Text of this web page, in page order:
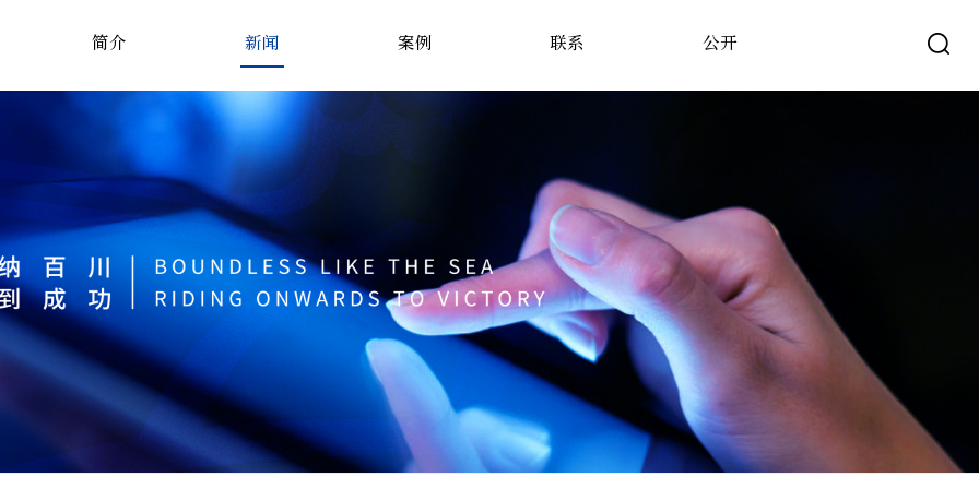
简介 新闻 案例 联系 公开